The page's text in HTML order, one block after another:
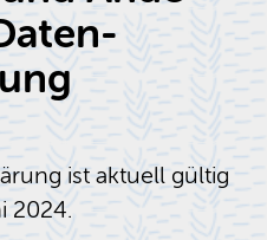
ist ak­tu­ell gül­tig
2024.